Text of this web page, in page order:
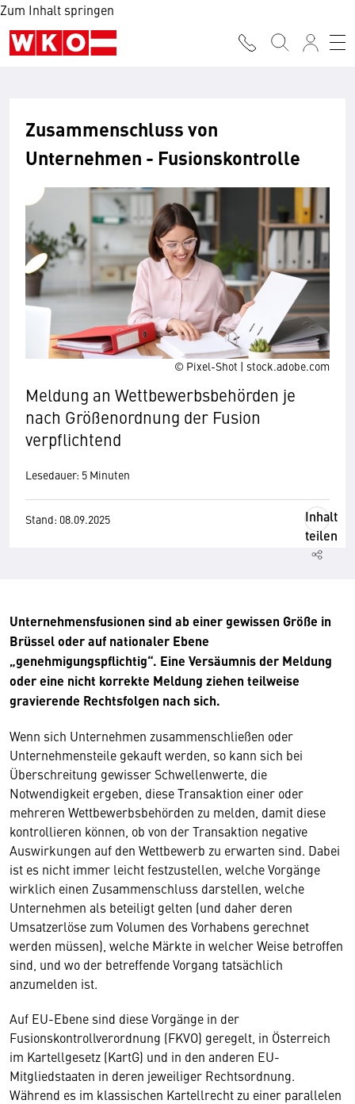
Zum Inhalt springen
© Pixel-Shot | stock.adobe.com
Zusammen­schluss von
Unternehmen - Fusions­kontrolle
Meldung an Wettbewerbsbehörden je
nach Größenordnung der Fusion
verpflichtend
Lesedauer: 5 Minuten
Stand: 08.09.2025
Inhalt
teilen
Unternehmensfusionen sind ab einer gewissen Größe in
Brüssel oder auf nationaler Ebene
„genehmigungspflichtig“. Eine Versäumnis der Meldung
oder eine nicht korrekte Meldung ziehen teilweise
gravierende Rechtsfolgen nach sich.
Wenn sich Unternehmen zusammenschließen oder
Unternehmensteile gekauft werden, so kann sich bei
Überschreitung gewisser Schwellenwerte, die
Notwendigkeit ergeben, diese Transaktion einer oder
mehreren Wettbewerbsbehörden zu melden, damit diese
kontrollieren können, ob von der Transaktion negative
Auswirkungen auf den Wettbewerb zu erwarten sind. Dabei
ist es nicht immer leicht festzustellen, welche Vorgänge
wirklich einen Zusammenschluss darstellen, welche
Unternehmen als beteiligt gelten (und daher deren
Umsatzerlöse zum Volumen des Vorhabens gerechnet
werden müssen), welche Märkte in welcher Weise betroffen
sind, und wo der betreffende Vorgang tatsächlich
anzumelden ist.
Auf EU-Ebene sind diese Vorgänge in der
Fusionskontrollverordnung (FKVO) geregelt, in Österreich
im Kartellgesetz (KartG) und in den anderen EU-
Mitgliedstaaten in deren jeweiliger Rechtsordnung.
Während es im klassischen Kartellrecht zu einer parallelen